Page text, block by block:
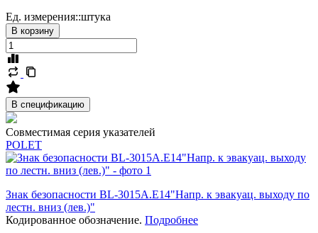
Ед. измерения::штука
В корзину
В спецификацию
Совместимая серия указателей
POLET
Знак безопасности BL-3015A.E14"Напр. к эвакуац. выходу по
лестн. вниз (лев.)"
Кодированное обозначение. Подробнее